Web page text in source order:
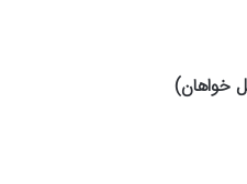
خواهان)